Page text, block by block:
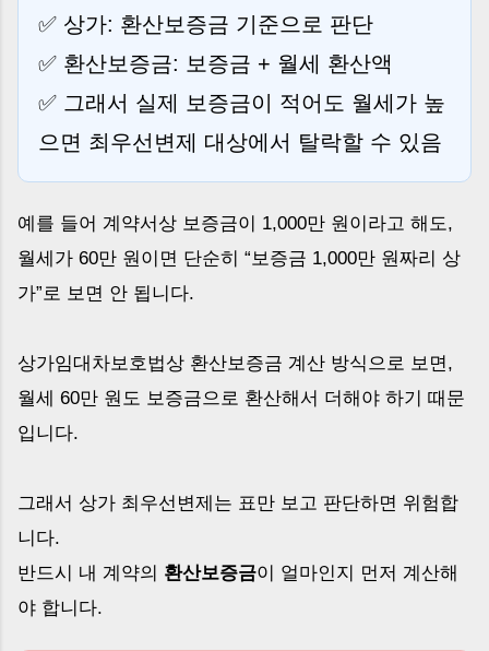
✅ 상가: 환산보증금 기준으로 판단
✅ 환산보증금: 보증금 + 월세 환산액
✅ 그래서 실제 보증금이 적어도 월세가 높
으면 최우선변제 대상에서 탈락할 수 있음
예를 들어 계약서상 보증금이 1,000만 원이라고 해도,
월세가 60만 원이면 단순히 “보증금 1,000만 원짜리 상
가”로 보면 안 됩니다.
상가임대차보호법상 환산보증금 계산 방식으로 보면,
월세 60만 원도 보증금으로 환산해서 더해야 하기 때문
입니다.
그래서 상가 최우선변제는 표만 보고 판단하면 위험합
니다.
반드시 내 계약의 환산보증금이 얼마인지 먼저 계산해
야 합니다.